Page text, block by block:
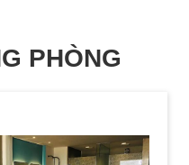
PHÒNG